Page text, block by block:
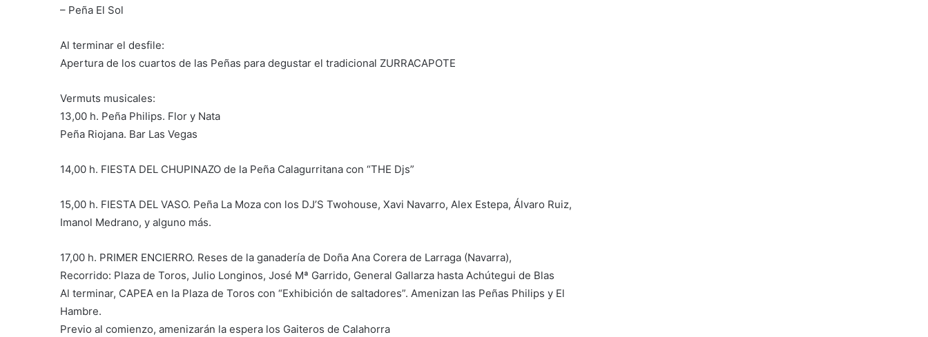
– Peña El Sol
Al terminar el desfile:
Apertura de los cuartos de las Peñas para degustar el tradicional ZURRACAPOTE
Vermuts musicales:
13,00 h. Peña Philips. Flor y Nata
Peña Riojana. Bar Las Vegas
14,00 h. FIESTA DEL CHUPINAZO de la Peña Calagurritana con “THE Djs”
15,00 h. FIESTA DEL VASO. Peña La Moza con los DJ’S Twohouse, Xavi Navarro, Alex Estepa, Álvaro Ruiz,
Imanol Medrano, y alguno más.
17,00 h. PRIMER ENCIERRO. Reses de la ganadería de Doña Ana Corera de Larraga (Navarra),
Recorrido: Plaza de Toros, Julio Longinos, José Mª Garrido, General Gallarza hasta Achútegui de Blas
Al terminar, CAPEA en la Plaza de Toros con “Exhibición de saltadores”. Amenizan las Peñas Philips y El
Hambre.
Previo al comienzo, amenizarán la espera los Gaiteros de Calahorra